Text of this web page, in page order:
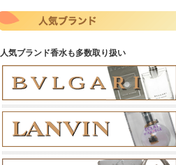
人気ブランド香水も多数取り扱い